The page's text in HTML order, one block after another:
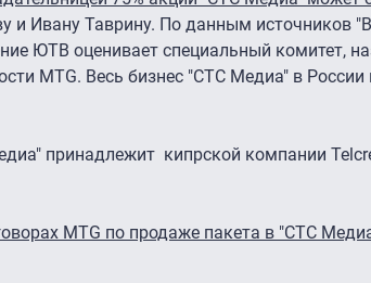
Ивану Таврину. По данным источников
ЮТВ оценивает специальный комитет,
MTG. Весь бизнес "СТС Медиа" в России
принадлежит кипрской компании
MTG по продаже пакета в "СТС